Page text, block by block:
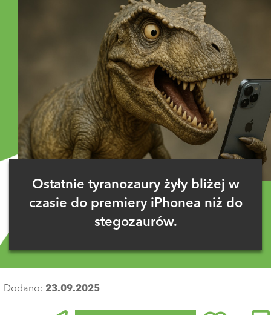
Ostatnie tyranozaury żyły bliżej w
czasie do premiery iPhonea niż do
stegozaurów.
Dodano: 23.09.2025